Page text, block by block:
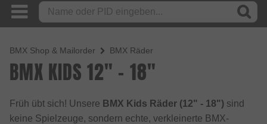
BMX Shop & Mailorder BMX Räder
BMX KIDS 12" - 18"
Früh übt sich! Unsere BMX Kids Räder (12" - 18") sind
keine Spielzeuge, sondern echte, verkleinerte BMX-